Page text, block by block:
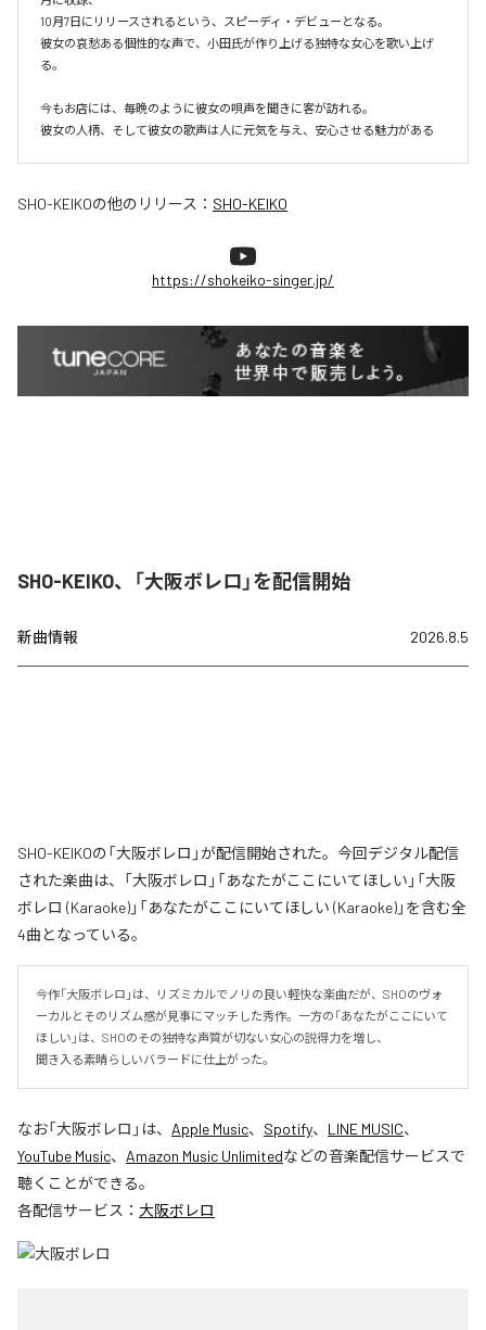
10月7日にリリースされるという、スピーディ・デビューとなる。
彼女の哀愁ある個性的な声で、小田氏が作り上げる独特な女心を歌い上げ
る。
今もお店には、毎晩のように彼女の唄声を聞きに客が訪れる。
彼女の人柄、そして彼女の歌声は人に元気を与え、安心させる魅力がある
SHO-KEIKOの他のリリース： SHO-KEIKO
https://shokeiko-singer.jp/
SHO-KEIKO、「大阪ボレロ」を配信開始
新曲情報 2026.8.5
SHO-KEIKOの「大阪ボレロ」が配信開始された。今回デジタル配信
された楽曲は、「大阪ボレロ」「あなたがここにいてほしい」「大阪
ボレロ (Karaoke)」「あなたがここにいてほしい (Karaoke)」を含む全
4曲となっている。
今作「大阪ボレロ」は、リズミカルでノリの良い軽快な楽曲だが、SHOのヴォ
ーカルとそのリズム感が見事にマッチした秀作。一方の「あなたがここにいて
ほしい」は、SHOのその独特な声質が切ない女心の説得力を増し、
聞き入る素晴らしいバラードに仕上がった。
なお「大阪ボレロ 」は、 Apple Music、 Spotify、 LINE MUSIC、
YouTube Music、 Amazon Music Unlimitedなどの音楽配信サービスで
聴くことができる。
各配信サービス： 大阪ボレロ